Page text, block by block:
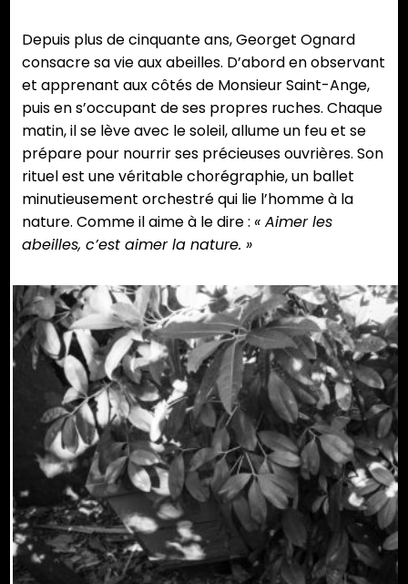
Depuis plus de cinquante ans, Georget Ognard
consacre sa vie aux abeilles. D’abord en observant
et apprenant aux côtés de Monsieur Saint-Ange,
puis en s’occupant de ses propres ruches. Chaque
matin, il se lève avec le soleil, allume un feu et se
prépare pour nourrir ses précieuses ouvrières. Son
rituel est une véritable chorégraphie, un ballet
minutieusement orchestré qui lie l’homme à la
nature. Comme il aime à le dire : « Aimer les
abeilles, c’est aimer la nature. »